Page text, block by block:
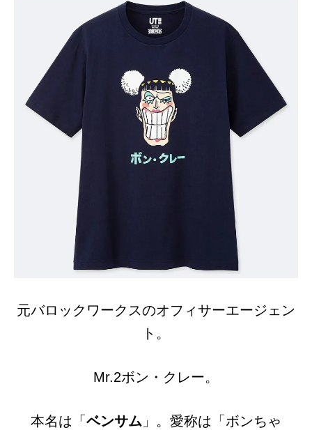
元バロックワークスのオフィサーエージェン
ト。
Mr.2ボン・クレー。
本名は「 ベンサム 」。愛称は「ボンちゃ